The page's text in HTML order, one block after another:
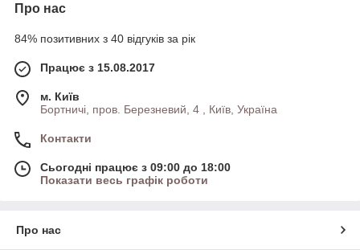
Про нас
84% позитивних з 40 відгуків за рік
Працює з 15.08.2017
м. Київ
Бортничі, пров. Березневий, 4 , Київ, Україна
Контакти
Сьогодні працює з 09:00 до 18:00
Показати весь графік роботи
Про нас